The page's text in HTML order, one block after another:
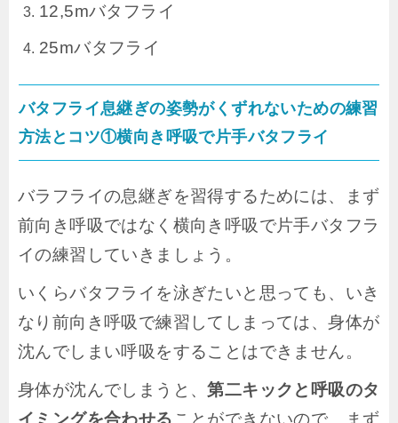
12,5mバタフライ
25mバタフライ
バタフライ息継ぎの姿勢がくずれないための練習
方法とコツ①横向き呼吸で片手バタフライ
バラフライの息継ぎを習得するためには、まず
前向き呼吸ではなく横向き呼吸で片手バタフラ
イの練習していきましょう。
いくらバタフライを泳ぎたいと思っても、いき
なり前向き呼吸で練習してしまっては、身体が
沈んでしまい呼吸をすることはできません。
身体が沈んでしまうと、第二キックと呼吸のタ
イミングを合わせる ことができないので、まず